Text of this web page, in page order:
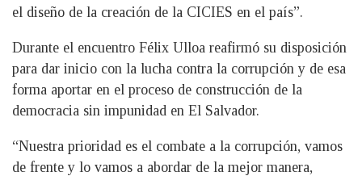
el diseño de la creación de la CICIES en el país”.
Durante el encuentro Félix Ulloa reafirmó su disposición
para dar inicio con la lucha contra la corrupción y de esa
forma aportar en el proceso de construcción de la
democracia sin impunidad en El Salvador.
“Nuestra prioridad es el combate a la corrupción, vamos
de frente y lo vamos a abordar de la mejor manera,